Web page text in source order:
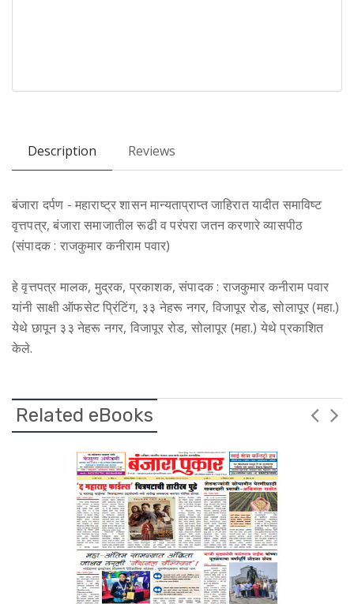
Description Reviews
बंजारा दर्पण - महाराष्ट्र शासन मान्यताप्राप्त जाहिरात यादीत समाविष्ट
वृत्तपत्र, बंजारा समाजातील रूढी व परंपरा जतन करणारे व्यासपीठ
(संपादक : राजकुमार कनीराम पवार)
हे वृत्तपत्र मालक, मुद्रक, प्रकाशक, संपादक : राजकुमार कनीराम पवार
यांनी साक्षी ऑफसेट प्रिंटिंग, ३३ नेहरू नगर, विजापूर रोड, सोलापूर (महा.)
येथे छापून ३३ नेहरू नगर, विजापूर रोड, सोलापूर (महा.) येथे प्रकाशित
केले.
Related eBooks